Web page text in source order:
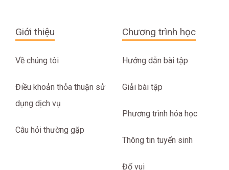
Giới thiệu
Về chúng tôi
Điều khoản thỏa thuận sử
dụng dịch vụ
Câu hỏi thường gặp
Chương trình học
Hướng dẫn bài tập
Giải bài tập
Phương trình hóa học
Thông tin tuyển sinh
Đố vui